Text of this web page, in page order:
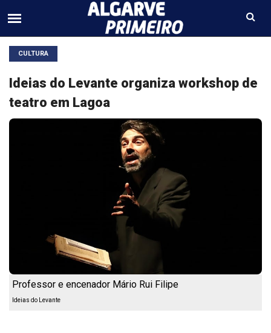
CULTURA
Ideias do Levante organiza workshop de
teatro em Lagoa
Professor e encenador Mário Rui Filipe
Ideias do Levante